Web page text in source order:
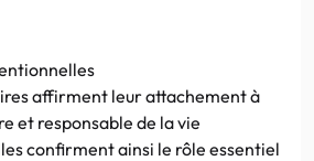
affirment leur attachement à
et responsable de la vie
confirment ainsi le rôle essentiel